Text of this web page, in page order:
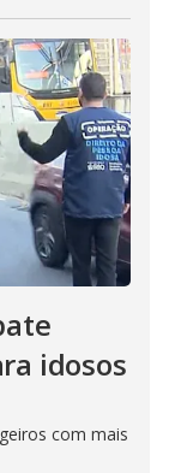
idosos
com mais